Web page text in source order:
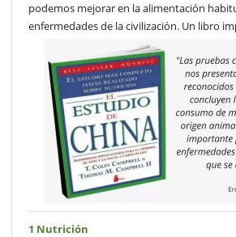
podemos mejorar en la alimentación
enfermedades de la civilización. Un libro
1 Nutrición